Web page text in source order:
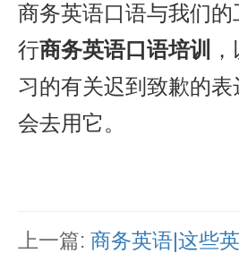
商务英语口语与我们
行商务英语口语培训
习的有关迟到致歉的
会去用它。
上一篇: 商务英语|这些